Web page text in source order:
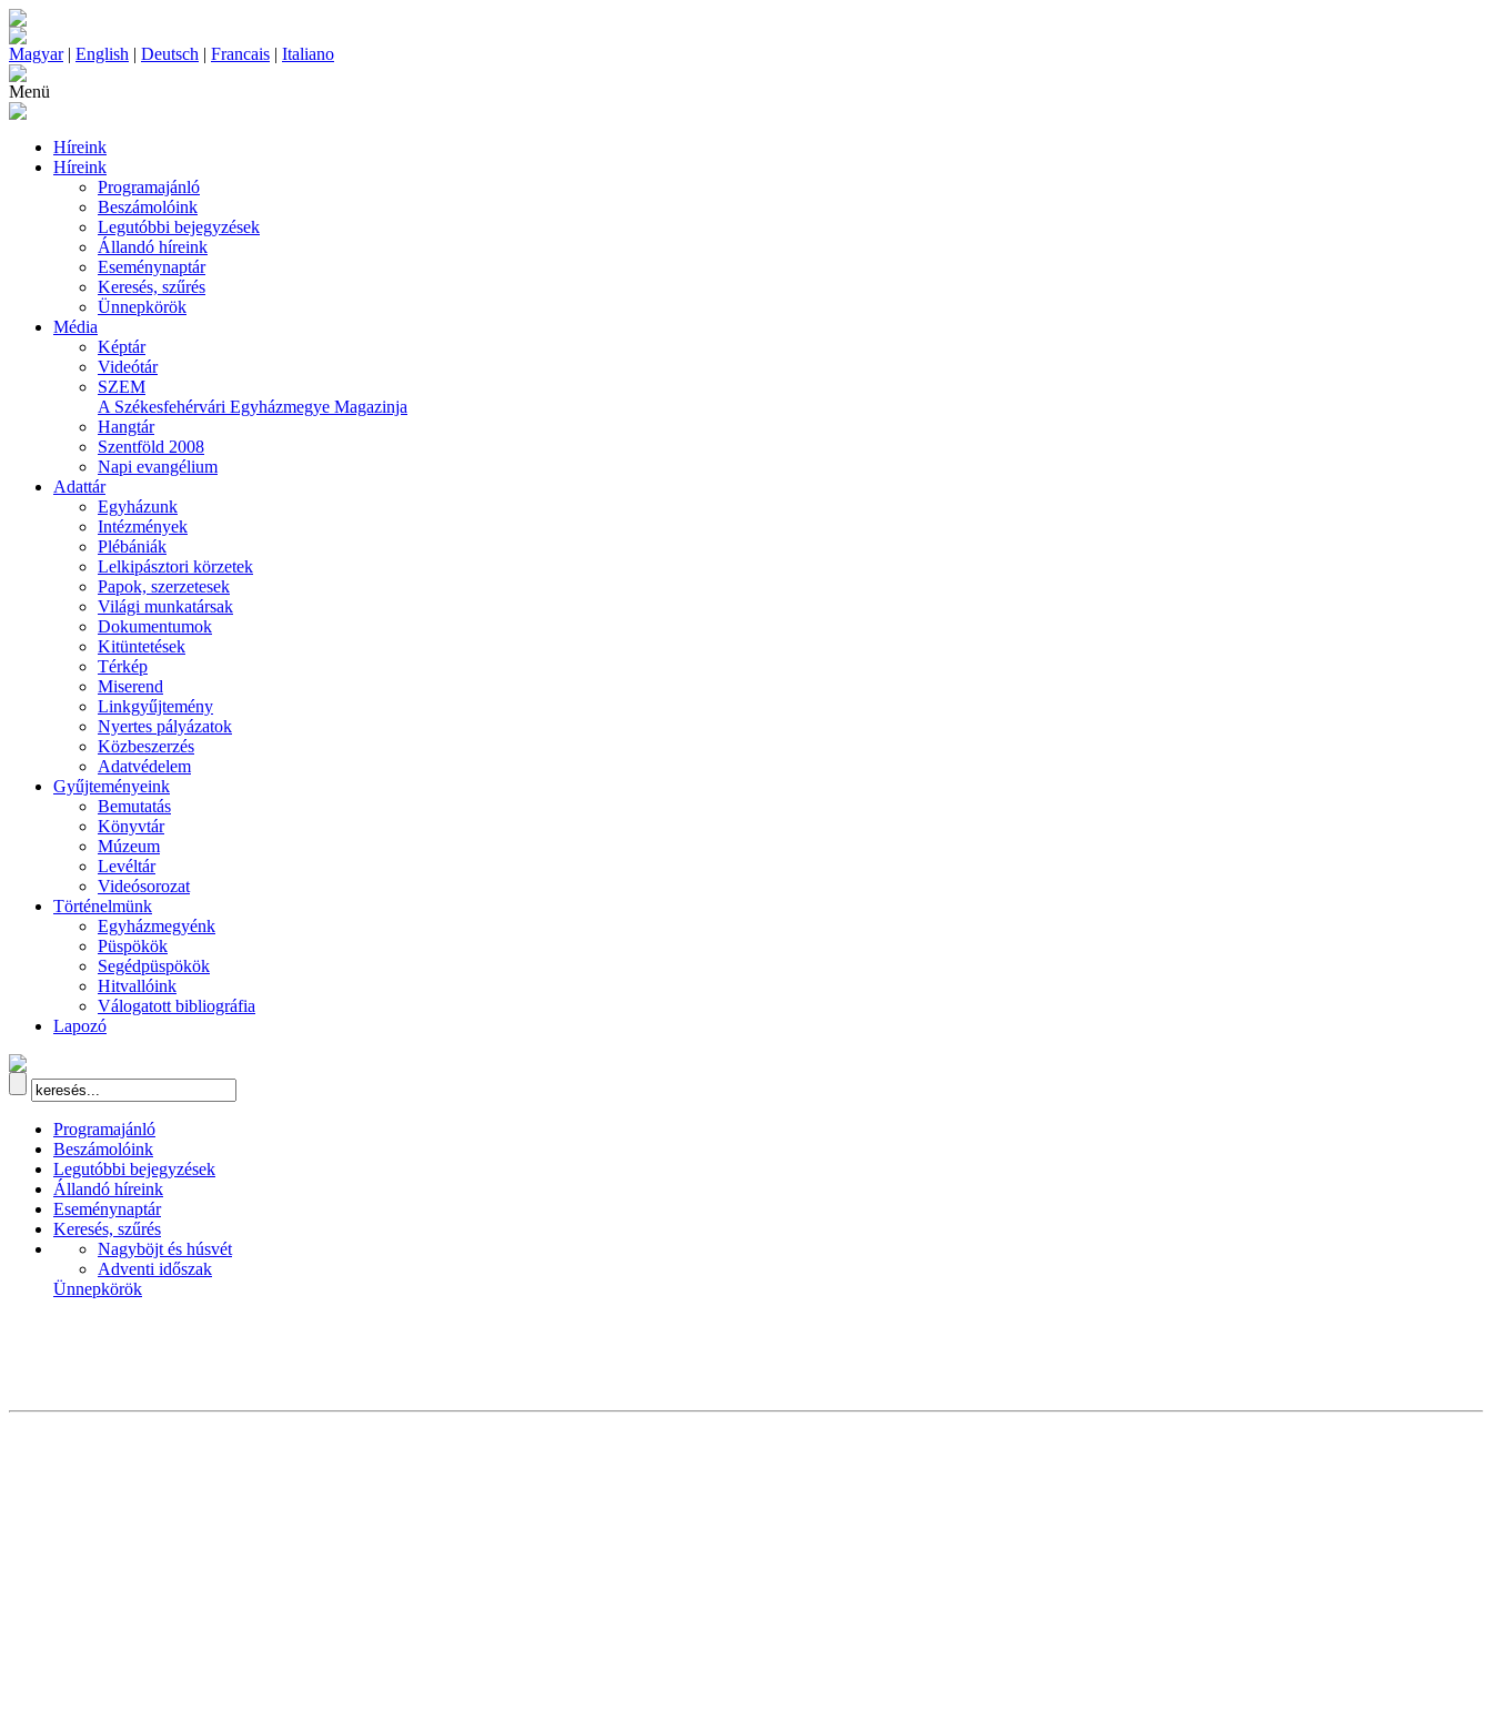
Magyar| English | Deutsch | Francais | Italiano
Menü
Híreink
Híreink
Programajánló
Beszámolóink
Legutóbbi bejegyzések
Állandó híreink
Eseménynaptár
Keresés, szűrés
Ünnepkörök
Média
Képtár
Videótár
SZEM
A Székesfehérvári Egyházmegye Magazinja
Hangtár
Szentföld 2008
Napi evangélium
Adattár
Egyházunk
Intézmények
Plébániák
Lelkipásztori körzetek
Papok, szerzetesek
Világi munkatársak
Dokumentumok
Kitüntetések
Térkép
Miserend
Linkgyűjtemény
Nyertes pályázatok
Közbeszerzés
Adatvédelem
Gyűjteményeink
Bemutatás
Könyvtár
Múzeum
Levéltár
Videósorozat
Történelmünk
Egyházmegyénk
Püspökök
Segédpüspökök
Hitvallóink
Válogatott bibliográfia
Lapozó
Programajánló
Beszámolóink
Legutóbbi bejegyzések
Állandó híreink
Eseménynaptár
Keresés, szűrés
Nagyböjt és húsvét
Adventi időszak
Ünnepkörök